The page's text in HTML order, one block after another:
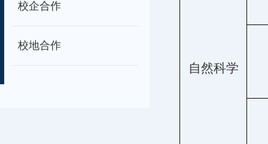
校企合作
校地合作
自然科学